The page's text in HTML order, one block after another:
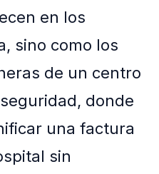
en los
sino como los
de un centro
donde
una factura
sin